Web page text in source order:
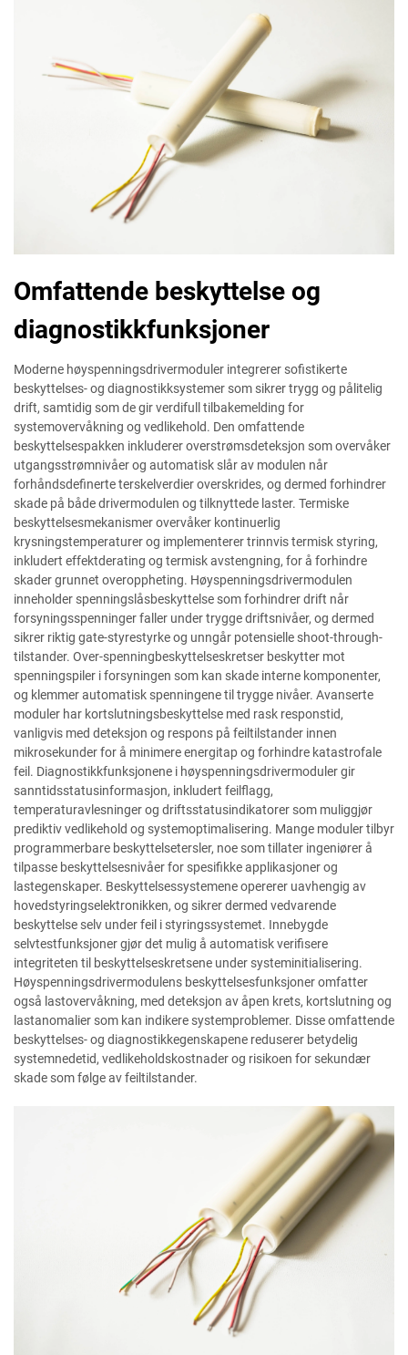
Omfattende beskyttelse og
diagnostikkfunksjoner
Moderne høyspenningsdrivermoduler integrerer sofistikerte
beskyttelses- og diagnostikksystemer som sikrer trygg og pålitelig
drift, samtidig som de gir verdifull tilbakemelding for
systemovervåkning og vedlikehold. Den omfattende
beskyttelsespakken inkluderer overstrømsdeteksjon som overvåker
utgangsstrømnivåer og automatisk slår av modulen når
forhåndsdefinerte terskelverdier overskrides, og dermed forhindrer
skade på både drivermodulen og tilknyttede laster. Termiske
beskyttelsesmekanismer overvåker kontinuerlig
krysningstemperaturer og implementerer trinnvis termisk styring,
inkludert effektderating og termisk avstengning, for å forhindre
skader grunnet overoppheting. Høyspenningsdrivermodulen
inneholder spenningslåsbeskyttelse som forhindrer drift når
forsyningsspenninger faller under trygge driftsnivåer, og dermed
sikrer riktig gate-styrestyrke og unngår potensielle shoot-through-
tilstander. Over-spenningbeskyttelseskretser beskytter mot
spenningspiler i forsyningen som kan skade interne komponenter,
og klemmer automatisk spenningene til trygge nivåer. Avanserte
moduler har kortslutningsbeskyttelse med rask responstid,
vanligvis med deteksjon og respons på feiltilstander innen
mikrosekunder for å minimere energitap og forhindre katastrofale
feil. Diagnostikkfunksjonene i høyspenningsdrivermoduler gir
sanntidsstatusinformasjon, inkludert feilflagg,
temperaturavlesninger og driftsstatusindikatorer som muliggjør
prediktiv vedlikehold og systemoptimalisering. Mange moduler tilbyr
programmerbare beskyttelsetersler, noe som tillater ingeniører å
tilpasse beskyttelsesnivåer for spesifikke applikasjoner og
lastegenskaper. Beskyttelsessystemene opererer uavhengig av
hovedstyringselektronikken, og sikrer dermed vedvarende
beskyttelse selv under feil i styringssystemet. Innebygde
selvtestfunksjoner gjør det mulig å automatisk verifisere
integriteten til beskyttelseskretsene under systeminitialisering.
Høyspenningsdrivermodulens beskyttelsesfunksjoner omfatter
også lastovervåkning, med deteksjon av åpen krets, kortslutning og
lastanomalier som kan indikere systemproblemer. Disse omfattende
beskyttelses- og diagnostikkegenskapene reduserer betydelig
systemnedetid, vedlikeholdskostnader og risikoen for sekundær
skade som følge av feiltilstander.